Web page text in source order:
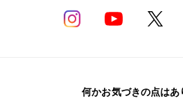
何かお気づきの点はあ